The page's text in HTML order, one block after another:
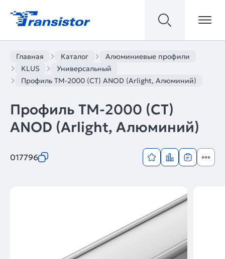
Главная Каталог
Алюминиевые профили
KLUS
Универсальный
Профиль TM-2000 (CT) ANOD (Arlight, Алюминий)
Профиль TM-2000 (CT)
ANOD (Arlight, Алюминий)
017796